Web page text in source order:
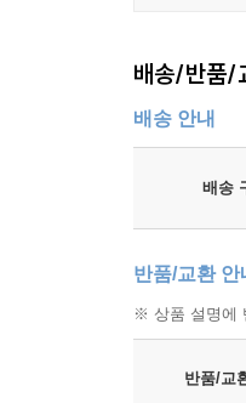
배송/반품/
배송 안내
배송
반품/교환 안
※ 상품 설명에
반품/교